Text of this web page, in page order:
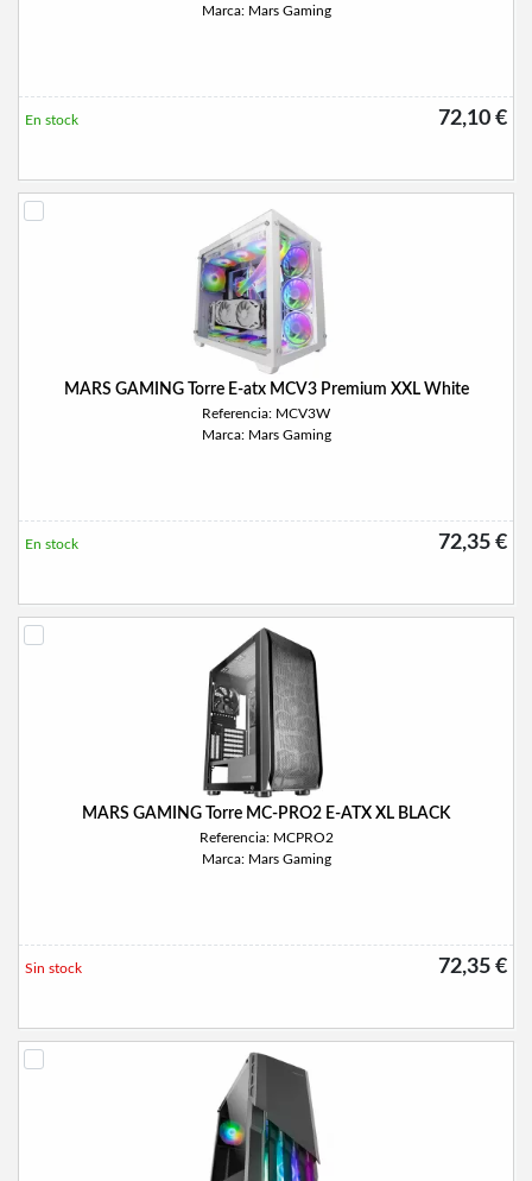
Marca: Mars Gaming
72,10 €
En stock
MARS GAMING Torre E-atx MCV3 Premium XXL White
Referencia: MCV3W
Marca: Mars Gaming
72,35 €
En stock
MARS GAMING Torre MC-PRO2 E-ATX XL BLACK
Referencia: MCPRO2
Marca: Mars Gaming
72,35 €
Sin stock